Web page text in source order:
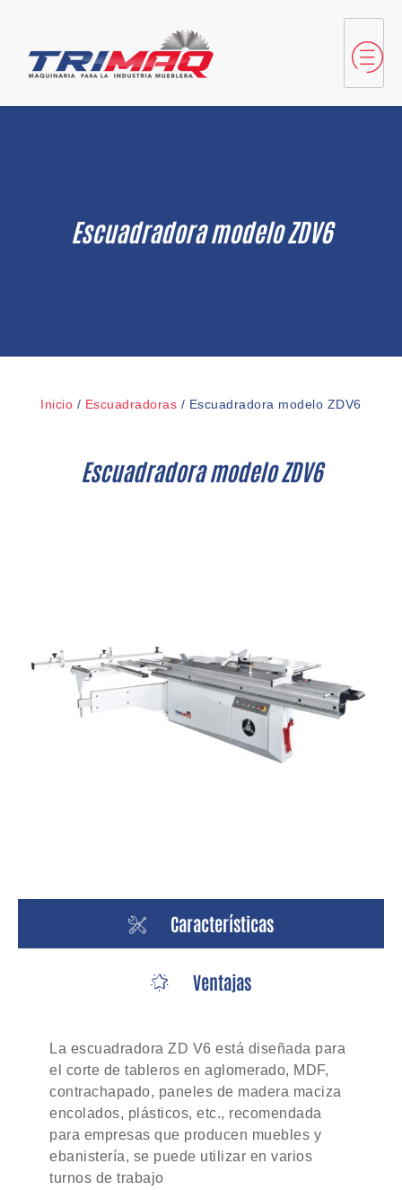
Escuadradora modelo ZDV6
Inicio / Escuadradoras / Escuadradora modelo ZDV6
Escuadradora modelo ZDV6
Características
Ventajas
La escuadradora ZD V6 está diseñada para
el corte de tableros en aglomerado, MDF,
contrachapado, paneles de madera maciza
encolados, plásticos, etc., recomendada
para empresas que producen muebles y
ebanistería, se puede utilizar en varios
turnos de trabajo